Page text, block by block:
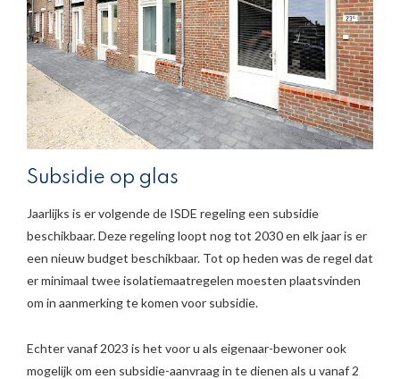
Subsidie op glas
Jaarlijks is er volgende de ISDE regeling een subsidie
beschikbaar. Deze regeling loopt nog tot 2030 en elk jaar is er
een nieuw budget beschikbaar. Tot op heden was de regel dat
er minimaal twee isolatiemaatregelen moesten plaatsvinden
om in aanmerking te komen voor subsidie.
Echter vanaf 2023 is het voor u als eigenaar-bewoner ook
mogelijk om een subsidie-aanvraag in te dienen als u vanaf 2